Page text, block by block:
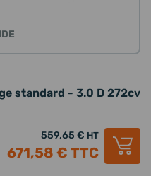
standard - 3.0 D 272cv
559,65 € HT
671,58 € TTC